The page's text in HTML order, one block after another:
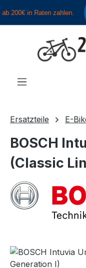
Zum Hauptinhalt
Ersatzteile E-
BOSCH
(Classic
Bildergalerie